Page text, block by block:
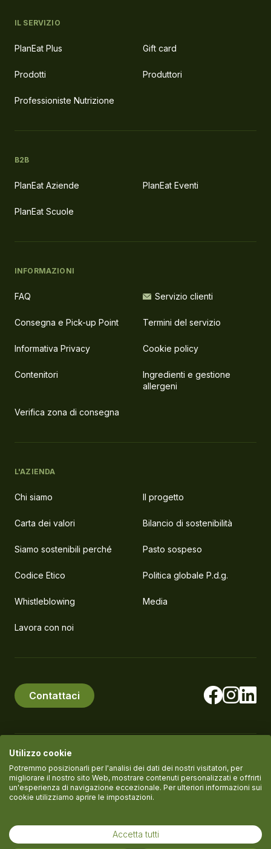
IL SERVIZIO
PlanEat Plus Gift card
Prodotti Produttori
Professioniste Nutrizione
B2B
PlanEat Aziende PlanEat Eventi
PlanEat Scuole
INFORMAZIONI
FAQ Servizio clienti
Consegna e Pick-up Point Termini del servizio
Informativa Privacy Cookie policy
Contenitori
Ingredienti e gestione
allergeni
Verifica zona di consegna
L'AZIENDA
Chi siamo Il progetto
Carta dei valori Bilancio di sostenibilità
Siamo sostenibili perché Pasto sospeso
Codice Etico Politica globale P.d.g.
Whistleblowing Media
Lavora con noi
Contattaci
© PlanEat S.r.l. Società Benefit P.IVA IT11061420961
Termini del servizio
Utilizzo cookie
Potremmo posizionarli per l'analisi dei dati dei nostri visitatori, per
migliorare il nostro sito Web, mostrare contenuti personalizzati e offrirti
un'esperienza di navigazione eccezionale. Per ulteriori informazioni sui
cookie utilizziamo aprire le impostazioni.
Accetta tutti